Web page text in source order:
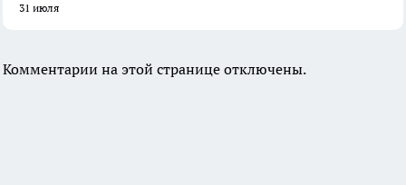
31 июля
Комментарии на этой странице отключены.